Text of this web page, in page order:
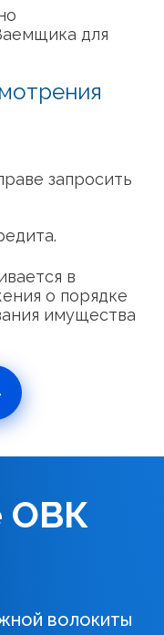
для
запросить
в
о порядке
имущества
ОВК
волокиты